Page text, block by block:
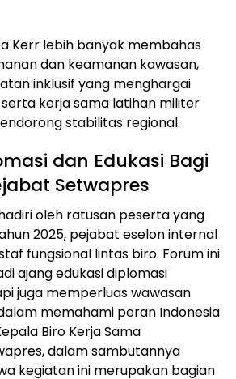
Kerr lebih banyak membahas
dan keamanan kawasan,
inklusif yang menghargai
kerja sama latihan militer
stabilitas regional.
dan Edukasi Bagi
Setwapres
oleh ratusan peserta yang
2025, pejabat eselon internal
fungsional lintas biro. Forum ini
ajang edukasi diplomasi
juga memperluas wawasan
memahami peran Indonesia
Biro Kerja Sama
dalam sambutannya
kegiatan ini merupakan bagian